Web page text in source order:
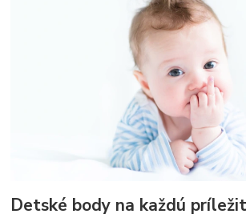
Detské body na každú